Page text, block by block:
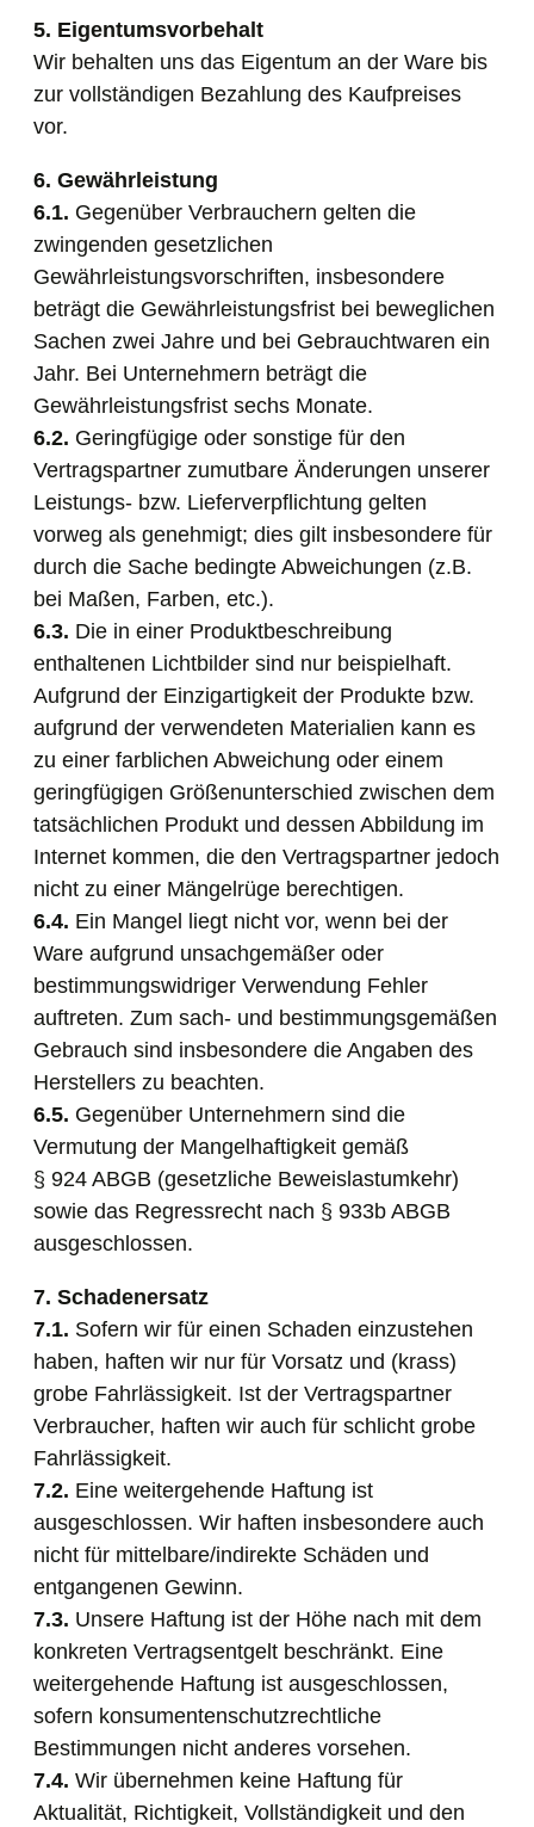
5. Eigentumsvorbehalt
Wir behalten uns das Eigentum an der Ware bis
zur vollständigen Bezahlung des Kaufpreises
vor.
6. Gewährleistung
6.1. Gegenüber Verbrauchern gelten die
zwingenden gesetzlichen
Gewährleistungsvorschriften, insbesondere
beträgt die Gewährleistungsfrist bei beweglichen
Sachen zwei Jahre und bei Gebrauchtwaren ein
Jahr. Bei Unternehmern beträgt die
Gewährleistungsfrist sechs Monate.
6.2. Geringfügige oder sonstige für den
Vertragspartner zumutbare Änderungen unserer
Leistungs- bzw. Lieferverpflichtung gelten
vorweg als genehmigt; dies gilt insbesondere für
durch die Sache bedingte Abweichungen (z.B.
bei Maßen, Farben, etc.).
6.3. Die in einer Produktbeschreibung
enthaltenen Lichtbilder sind nur beispielhaft.
Aufgrund der Einzigartigkeit der Produkte bzw.
aufgrund der verwendeten Materialien kann es
zu einer farblichen Abweichung oder einem
geringfügigen Größenunterschied zwischen dem
tatsächlichen Produkt und dessen Abbildung im
Internet kommen, die den Vertragspartner jedoch
nicht zu einer Mängelrüge berechtigen.
6.4. Ein Mangel liegt nicht vor, wenn bei der
Ware aufgrund unsachgemäßer oder
bestimmungswidriger Verwendung Fehler
auftreten. Zum sach- und bestimmungsgemäßen
Gebrauch sind insbesondere die Angaben des
Herstellers zu beachten.
6.5. Gegenüber Unternehmern sind die
Vermutung der Mangelhaftigkeit gemäß
§ 924 ABGB (gesetzliche Beweislastumkehr)
sowie das Regressrecht nach § 933b ABGB
ausgeschlossen.
7. Schadenersatz
7.1. Sofern wir für einen Schaden einzustehen
haben, haften wir nur für Vorsatz und (krass)
grobe Fahrlässigkeit. Ist der Vertragspartner
Verbraucher, haften wir auch für schlicht grobe
Fahrlässigkeit.
7.2. Eine weitergehende Haftung ist
ausgeschlossen. Wir haften insbesondere auch
nicht für mittelbare/indirekte Schäden und
entgangenen Gewinn.
7.3. Unsere Haftung ist der Höhe nach mit dem
konkreten Vertragsentgelt beschränkt. Eine
weitergehende Haftung ist ausgeschlossen,
sofern konsumentenschutzrechtliche
Bestimmungen nicht anderes vorsehen.
7.4. Wir übernehmen keine Haftung für
Aktualität, Richtigkeit, Vollständigkeit und den